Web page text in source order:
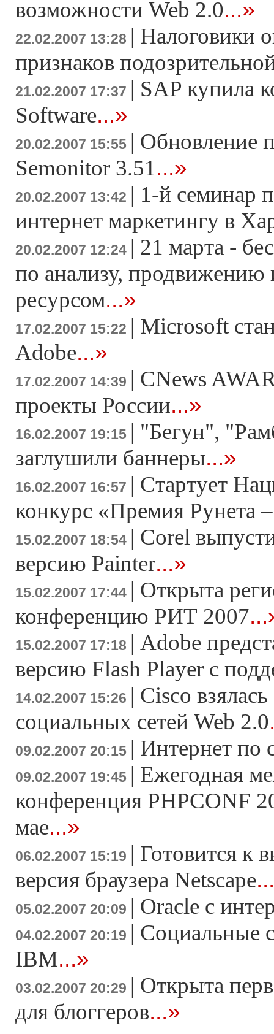
возможности Web 2.0...»
22.02.2007 13:28 | Налоговики
признаков
21.02.2007 17:37 | SAP купила
Software...»
20.02.2007 15:55 | Обновление
Semonitor 3.51...»
20.02.2007 13:42 | 1-й семинар
интернет маркетингу в
20.02.2007 12:24 | 21 марта -
по анализу,
ресурсом...»
17.02.2007 15:22 | Microsoft
Adobe...»
17.02.2007 14:39 | CNews
проекты России...»
16.02.2007 19:15 | "Бегун",
заглушили баннеры...»
16.02.2007 16:57 | Стартует
конкурс «Премия Рунета
15.02.2007 18:54 | Corel
версию Painter...»
15.02.2007 17:44 | Открыта
конференцию РИТ 2007
15.02.2007 17:18 | Adobe
версию Flash Player c
14.02.2007 15:26 | Cisco
социальных сетей Web 2.0
09.02.2007 20:15 | Интернет по
09.02.2007 19:45 | Ежегодная
конференция PHPCONF
мае...»
06.02.2007 15:19 | Готовится к
версия браузера Netscape
05.02.2007 20:09 | Oracle с
04.02.2007 20:19 | Социальные
IBM...»
03.02.2007 20:29 | Открыта
для блоггеров...»